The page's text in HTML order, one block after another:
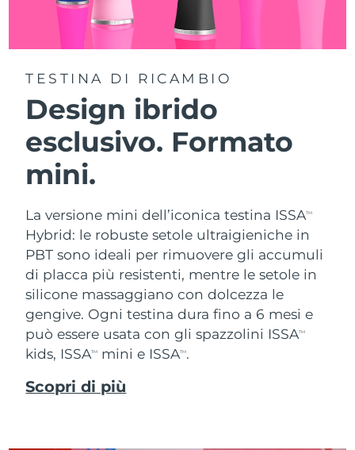
TESTINA DI RICAMBIO
Design ibrido
esclusivo. Formato
mini.
La versione mini dell’iconica testina ISSATM
Hybrid: le robuste setole ultraigieniche in
PBT sono ideali per rimuovere gli accumuli
di placca più resistenti, mentre le setole in
silicone massaggiano con dolcezza le
gengive. Ogni testina dura fino a 6 mesi e
può essere usata con gli spazzolini ISSATM
kids, ISSATM mini e ISSATM.
Scopri di più